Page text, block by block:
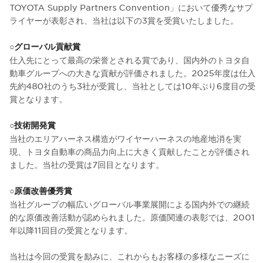
TOYOTA Supply Partners Convention」において優秀なサプ
ライヤーが表彰され、当社は以下の3賞を受賞いたしました。
○グローバル貢献賞
仕入先にとって最高の栄誉とされる賞であり、国内外のトヨタ自
動車グループへの大きな貢献が評価されました。2025年度は仕入
先約480社のうち3社が受賞し、当社としては10年ぶり6度目の受
賞となります。
○技術開発賞
当社のエリアハーネス構造がワイヤーハーネスの地産地消を実
現、トヨタ自動車の商品力向上に大きく貢献したことが評価され
ました。当社の受賞は7回目となります。
○原価改善優秀賞
当社グループの幅広いグローバル事業展開による国内外での継続
的な原価改善活動が認められました。原価関連の表彰では、2001
年以降11回目の受賞となります。
当社は今回の受賞を励みに、これからもお客様の多様なニーズに